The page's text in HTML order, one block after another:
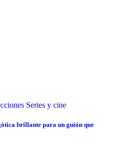
Series y cine
brillante para un guión que